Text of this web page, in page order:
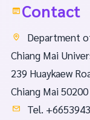
Contact
Department
Chiang Mai
239 Huaykaew
Chiang Mai
Tel.